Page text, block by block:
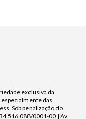
exclusiva da
especialmente das
Sob penalização do
0001-00 | Av.